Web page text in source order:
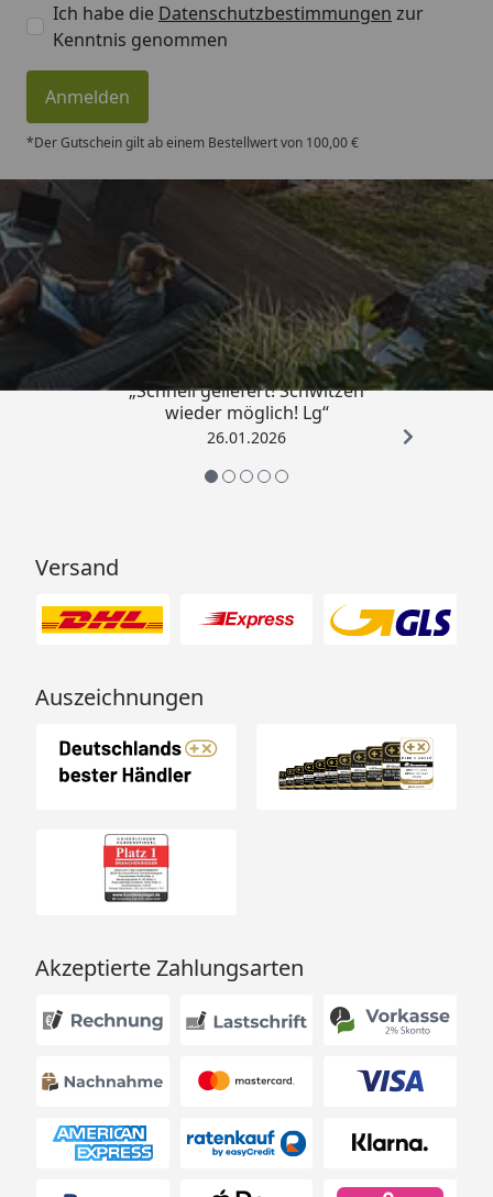
Ich habe die Datenschutzbestimmungen zur
Kenntnis genommen
Anmelden
*Der Gutschein gilt ab einem Bestellwert von 100,00 €
Trusted Shops
„Schnell geliefert! Schwitzen
wieder möglich! Lg“
26.01.2026
Versand
Auszeichnungen
Akzeptierte Zahlungsarten